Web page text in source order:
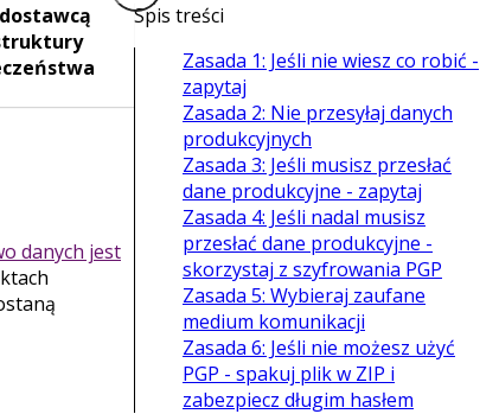
danych jest
Spis treści
Zasada 1: Jeśli nie wiesz co robić -
zapytaj
Zasada 2: Nie przesyłaj danych
produkcyjnych
Zasada 3: Jeśli musisz przesłać
dane produkcyjne - zapytaj
Zasada 4: Jeśli nadal musisz
przesłać dane produkcyjne -
skorzystaj z szyfrowania PGP
Zasada 5: Wybieraj zaufane
medium komunikacji
Zasada 6: Jeśli nie możesz użyć
PGP - spakuj plik w ZIP i
zabezpiecz długim hasłem